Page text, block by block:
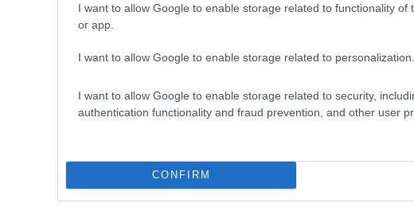
I want to allow Google to enable storage related to functionality of
or app.
I want to allow Google to enable storage related to personalization.
I want to allow Google to enable storage related to security,
authentication functionality and fraud prevention, and other user
CONFIRM
υγεία Ψυχολογία
στο Discover